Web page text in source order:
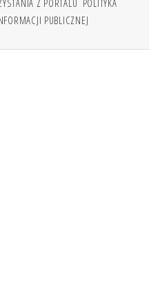
PUBLICZNEJ